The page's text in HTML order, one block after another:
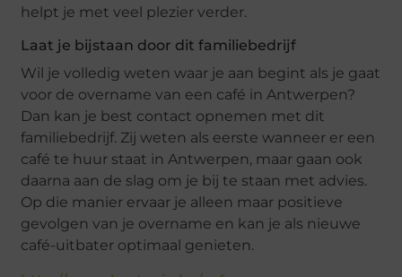
helpt je met veel plezier verder.
Laat je bijstaan door dit familiebedrijf
Wil je volledig weten waar je aan begint als je gaat
voor de overname van een café in Antwerpen?
Dan kan je best contact opnemen met dit
familiebedrijf. Zij weten als eerste wanneer er een
café te huur staat in Antwerpen, maar gaan ook
daarna aan de slag om je bij te staan met advies.
Op die manier ervaar je alleen maar positieve
gevolgen van je overname en kan je als nieuwe
café-uitbater optimaal genieten.